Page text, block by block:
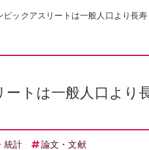
ピックアスリートは一般人口より長
ートは一般人口よ
統計 論文・文献